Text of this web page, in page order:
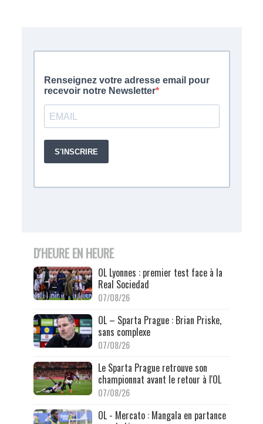
D'HEURE EN HEURE
OL Lyonnes : premier test face à la
Real Sociedad
07/08/26
OL – Sparta Prague : Brian Priske,
sans complexe
07/08/26
Le Sparta Prague retrouve son
championnat avant le retour à l'OL
07/08/26
OL - Mercato : Mangala en partance